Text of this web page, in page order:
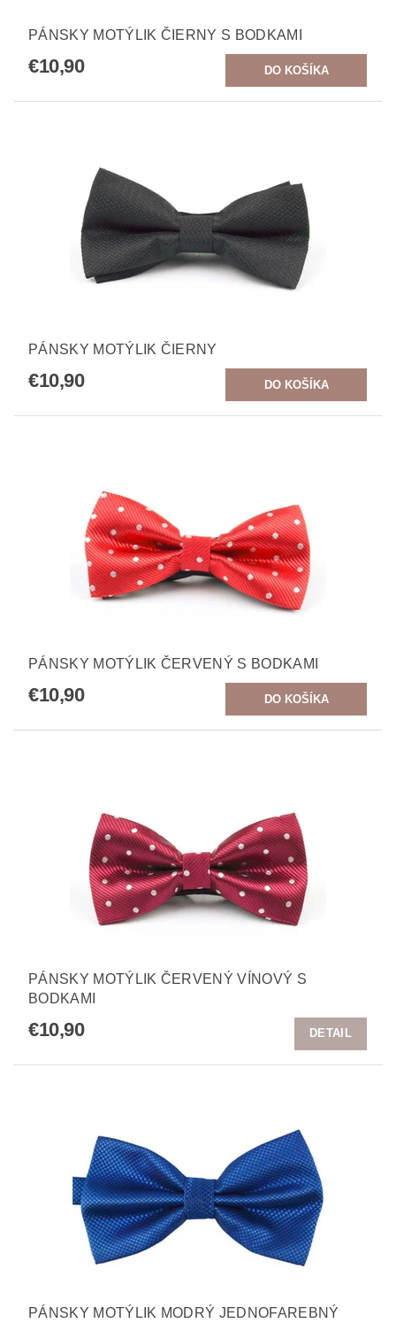
PÁNSKY MOTÝLIK ČIERNY S BODKAMI
€10,90
PÁNSKY MOTÝLIK ČIERNY
€10,90
PÁNSKY MOTÝLIK ČERVENÝ S BODKAMI
€10,90
PÁNSKY MOTÝLIK ČERVENÝ VÍNOVÝ S
BODKAMI
€10,90 DETAIL
PÁNSKY MOTÝLIK MODRÝ JEDNOFAREBNÝ